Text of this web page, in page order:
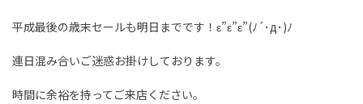
平成最後の歳末セールも明日までです！ε”ε”ε”(ﾉ´･д･)ﾉ
連日混み合いご迷惑お掛けしております。
時間に余裕を持ってご来店ください。